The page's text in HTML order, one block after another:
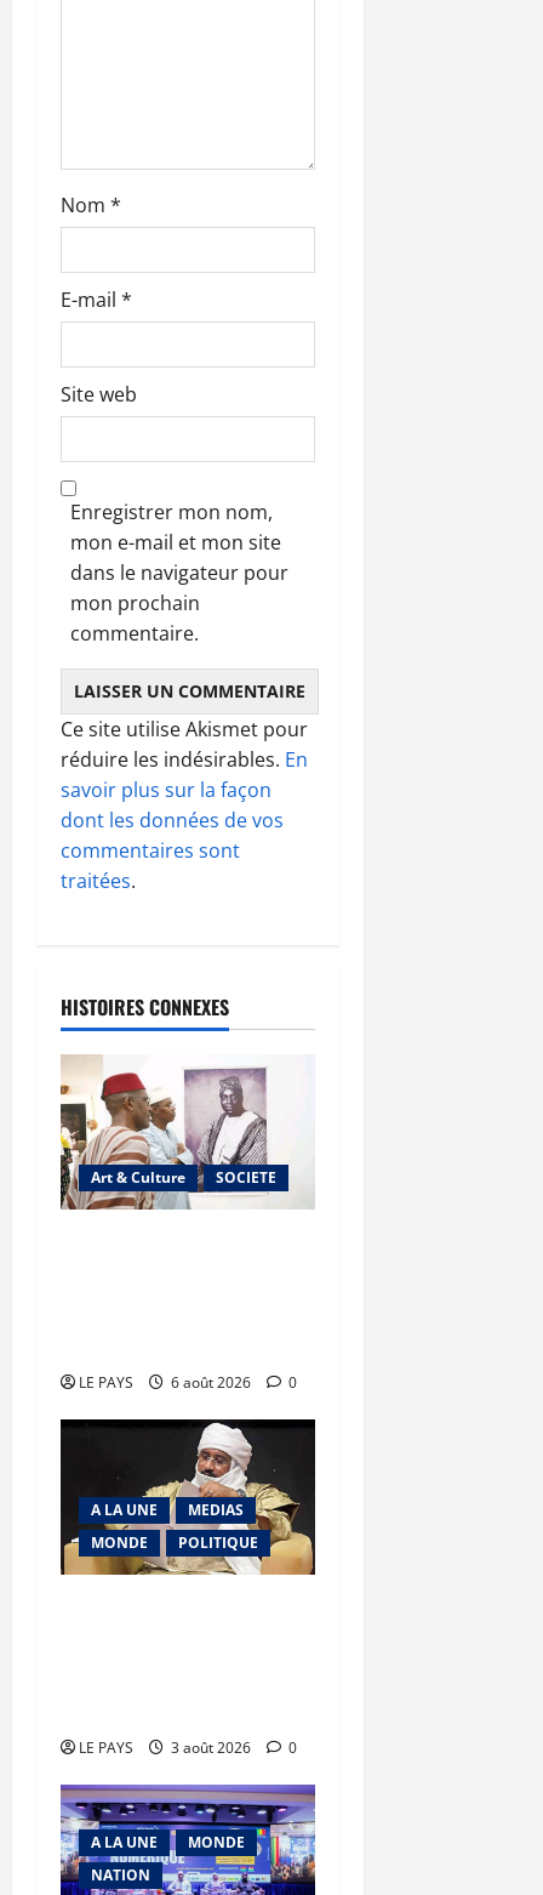
i
c
l
e
Nom *
E-mail *
Site web
Enregistrer mon nom,
mon e-mail et mon site
dans le navigateur pour
mon prochain
commentaire.
Ce site utilise Akismet pour
réduire les indésirables. En
savoir plus sur la façon
dont les données de vos
commentaires sont
traitées.
HISTOIRES CONNEXES
Art & Culture SOCIETE
LE PAYS 6 août 2026 0
A LA UNE
MEDIAS
MONDE
POLITIQUE
LE PAYS 3 août 2026 0
A LA UNE
MONDE
NATION